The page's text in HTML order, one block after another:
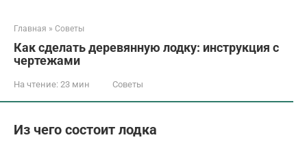
Главная » Советы
Как сделать деревянную лодку: инструкция с
чертежами
На чтение: 23 мин Советы
Из чего состоит лодка